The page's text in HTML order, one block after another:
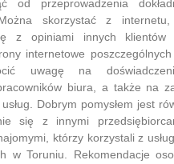
od przeprowadzenia
skorzystać z
z opiniami innych klientów
internetowe poszczególnych
uwagę na
biura, a także na
Dobrym pomysłem jest
się z innymi
którzy korzystali z
w Toruniu. Rekomendacje